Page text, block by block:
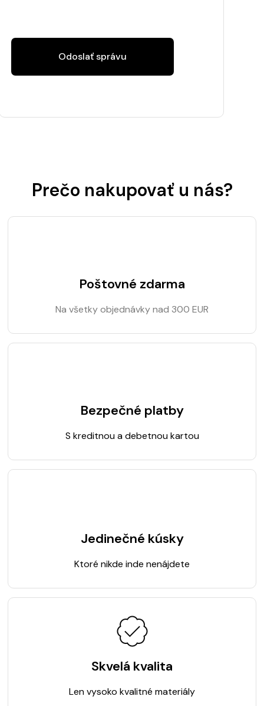
Odoslať správu
Prečo nakupovať u nás?
Poštovné zdarma
Na všetky objednávky nad 300 EUR
Bezpečné platby
S kreditnou a debetnou kartou
Jedinečné kúsky
Ktoré nikde inde nenájdete
Skvelá kvalita
Len vysoko kvalitné materiály